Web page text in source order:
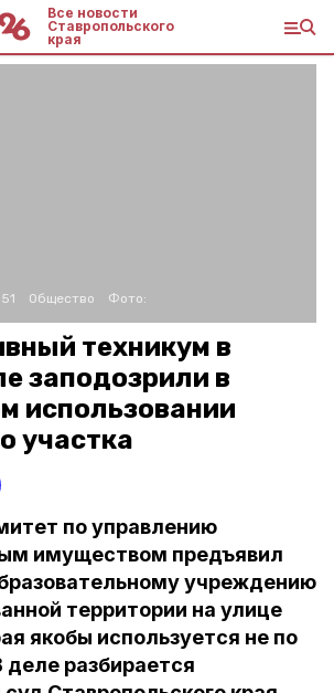
Все новости
Ставропольского
края
Общество Фото:
техникум в
заподозрили в
использовании
участка
по управлению
имуществом предъявил
учреждению
территории на улице
якобы используется не по
деле разбирается